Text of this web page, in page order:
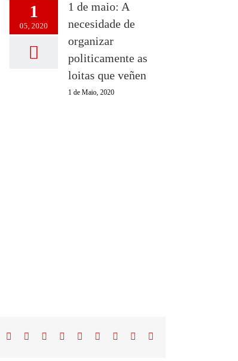
1
05, 2020
1 de maio: A
necesidade de
organizar
politicamente as
loitas que veñen
1 de Maio, 2020
Facebook
TwitterReddit LinkedInWhatsApp
TumblrPinterest